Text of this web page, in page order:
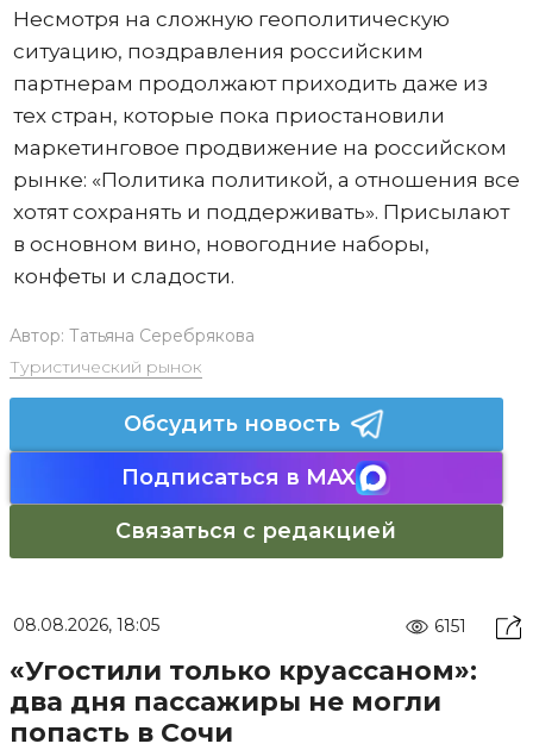
Несмотря на сложную геополитическую
ситуацию, поздравления российским
партнерам продолжают приходить даже из
тех стран, которые пока приостановили
маркетинговое продвижение на российском
рынке: «Политика политикой, а отношения все
хотят сохранять и поддерживать». Присылают
в основном вино, новогодние наборы,
конфеты и сладости.
Автор: Татьяна Серебрякова
Туристический рынок
Обсудить новость
Подписаться в MAX
Связаться с редакцией
08.08.2026, 18:05 6151
«Угостили только круассаном»:
два дня пассажиры не могли
попасть в Сочи